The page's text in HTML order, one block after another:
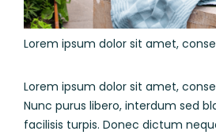
Lorem ipsum dolor sit amet,
Lorem ipsum dolor sit amet,
Nunc purus libero, interdum sed
facilisis turpis. Donec dictum